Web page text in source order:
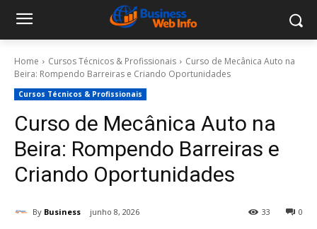
Home Cursos Técnicos & Profissionais
Curso de Mecânica Auto na
Beira: Rompendo Barreiras e Criando Oportunidades
Cursos Técnicos & Profissionais
Curso de Mecânica Auto na
Beira: Rompendo Barreiras e
Criando Oportunidades
By Business junho 8, 2026 0
33